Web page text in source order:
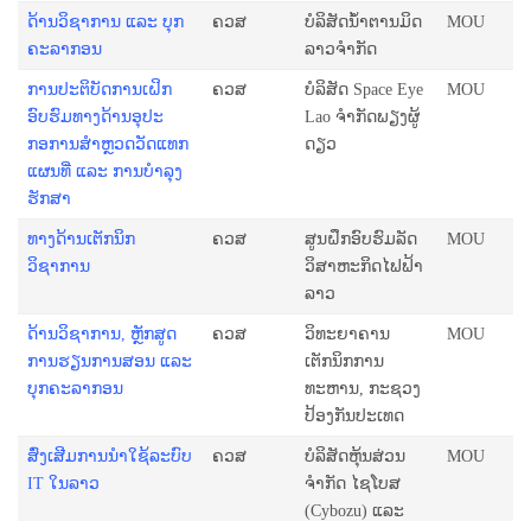
ດ້ານວິຊາການ ແລະ ບຸກ
ຄະລາກອນ
ຄວສ
ບໍລິສັດນໍ້າຕານມິດ
ລາວຈຳກັດ
MOU
ການປະຕິບັດການເຝິກ
ອົບຮົມທາງດ້ານອຸປະ
ກອການສຳຫຼວດວັດແທກ
ແຜນທີ່ ແລະ ການບໍາລຸງ
ຮັກສາ
ຄວສ
ບໍລິສັດ Space Eye
Lao ຈຳກັດພຽງຜູ້
ດຽວ
MOU
ທາງດ້ານເຕັກນິກ
ວິຊາການ
ຄວສ
ສູນຝຶກອົບຮົມລັດ
ວິສາຫະກິດໄຟຟ້າ
ລາວ
MOU
ດ້ານວິຊາການ, ຫຼັກສູດ
ການຮຽນການສອນ ແລະ
ບຸກຄະລາກອນ
ຄວສ
ວິທະຍາຄານ
ເຕັກນິກການ
ທະຫານ, ກະຊວງ
ປ້ອງກັນປະເທດ
MOU
ສົ່ງເສີມການນຳໃຊ້ລະບົບ
IT ໃນລາວ
ຄວສ
ບໍລິສັດຫຸ້ນສ່ວນ
ຈຳກັດ ໄຊໂບສ
(Cybozu) ແລະ
MOU